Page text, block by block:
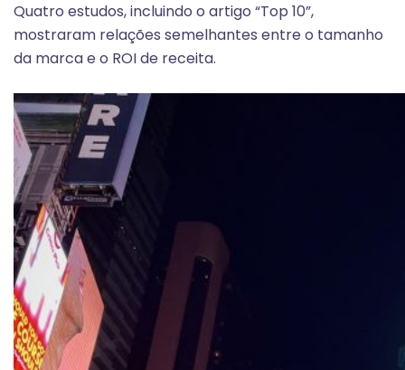
Quatro estudos, incluindo o artigo “Top 10”,
mostraram relações semelhantes entre o tamanho
da marca e o ROI de receita.